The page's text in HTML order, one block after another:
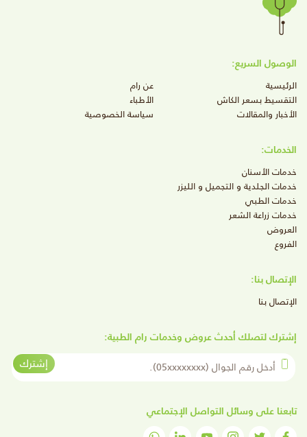
الوصول السريع:
الرئيسية
عن رام
التقسيط بسعر الكاش
الأطباء
الأخبار والمقالات
سياسة الخصوصية
الخدمات:
خدمات الأسنان
خدمات الجلدية و التجميل و الليزر
خدمات الطبي
خدمات زراعة الشعر
العروض
الفروع
الإتصال بنا:
الإتصال بنا
إشترك لتصلك أحدث عروض وخدمات رام الطبية:
أدخل رقم الجوال
إشترك
تابعنا على وسائل التواصل الإجتماعي